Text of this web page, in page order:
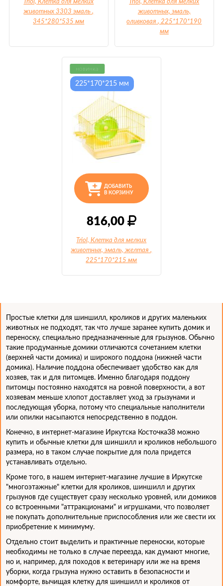
Triol, Клетка для мелких
животных 3303 эмаль ,
345*280*535 мм
Triol, Клетка для мелких
животных, эмаль,
оливковая , 225*170*190
мм
новинка
ДОБАВИТЬ
В КОРЗИНУ
816,00
225*170*215 мм
Triol, Клетка для мелких
животных, эмаль, желтая ,
225*170*215 мм
Простые клетки для шиншилл, кроликов и других маленьких
животных не подходят, так что лучше заранее купить домик и
переноску, специально предназначенные для грызунов. Обычно
такие продуманные домики отличаются сочетанием клетки
(верхней части домика) и широкого поддона (нижней части
домика). Наличие поддона обеспечивает удобство как для
хозяев, так и для питомцев. Именно благодаря поддону
питомцы постоянно находятся на ровной поверхности, а вот
хозяевам меньше хлопот доставляет уход за грызунами и
последующая уборка, потому что специальные наполнители
или опилки насыпаются непосредственно в поддон.
Конечно, в интернет-магазине Иркутска Косточка38 можно
купить и обычные клетки для шиншилл и кроликов небольшого
размера, но в таком случае покрытие для пола придется
устанавливать отдельно.
Кроме того, в нашем интернет-магазине лучшие в Иркутске
"многоэтажные" клетки для кроликов, шиншилл и других
грызунов где существует сразу несколько уровней, или домиков
со встроенными "аттракционами" и игрушками, что позволяет
не покупать дополнительные приспособления или же свести их
приобретение к минимуму.
Отдельно стоит выделить и практичные переноски, которые
необходимы не только в случае переезда, как думают многие,
но и, например, для походов к ветеринару или же на время
уборки, когда грызуна нужно оставить в безопасности и
комфорте, вычищая клетку для шиншилл и кроликов от